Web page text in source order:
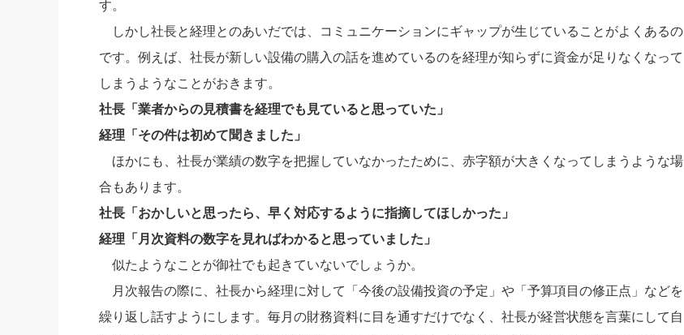
す。
しかし社長と経理とのあいだでは、コミュニケーションにギャップが生じていることがよくあるの
です。例えば、社長が新しい設備の購入の話を進めているのを経理が知らずに資金が足りなくなって
しまうようなことがおきます。
社長「業者からの見積書を経理でも見ていると思っていた」
経理「その件は初めて聞きました」
ほかにも、社長が業績の数字を把握していなかったために、赤字額が大きくなってしまうような場
合もあります。
社長「おかしいと思ったら、早く対応するように指摘してほしかった」
経理「月次資料の数字を見ればわかると思っていました」
似たようなことが御社でも起きていないでしょうか。
月次報告の際に、社長から経理に対して「今後の設備投資の予定」や「予算項目の修正点」などを
繰り返し話すようにします。毎月の財務資料に目を通すだけでなく、社長が経営状態を言葉にして自